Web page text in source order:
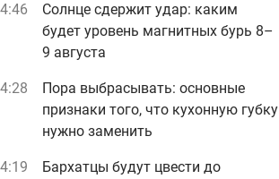
Солнце сдержит удар: каким
будет уровень магнитных бурь 8–
9 августа
Пора выбрасывать: основные
признаки того, что кухонную губку
нужно заменить
Бархатцы будут цвести до